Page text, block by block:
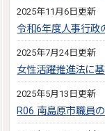
2025年11月6日更新
令和6年度人事行政
2025年7月24日更新
女性活躍推進法に
2025年5月13日更新
R06 南島原市職員